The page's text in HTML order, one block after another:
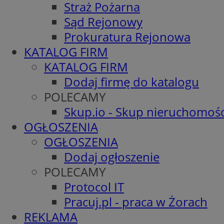
Straż Pożarna
Sąd Rejonowy
Prokuratura Rejonowa
KATALOG FIRM
KATALOG FIRM
Dodaj firmę do katalogu
POLECAMY
Skup.io - Skup
OGŁOSZENIA
OGŁOSZENIA
Dodaj ogłoszenie
POLECAMY
Protocol IT
Pracuj.pl - praca w Żorach
REKLAMA